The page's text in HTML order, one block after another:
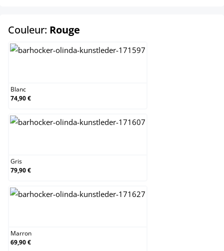
Couleur: Rouge
Blanc
74,90 €
Gris
79,90 €
Marron
69,90 €